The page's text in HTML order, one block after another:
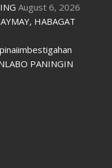
August 6, 2026
HABAGAT
PANINGIN